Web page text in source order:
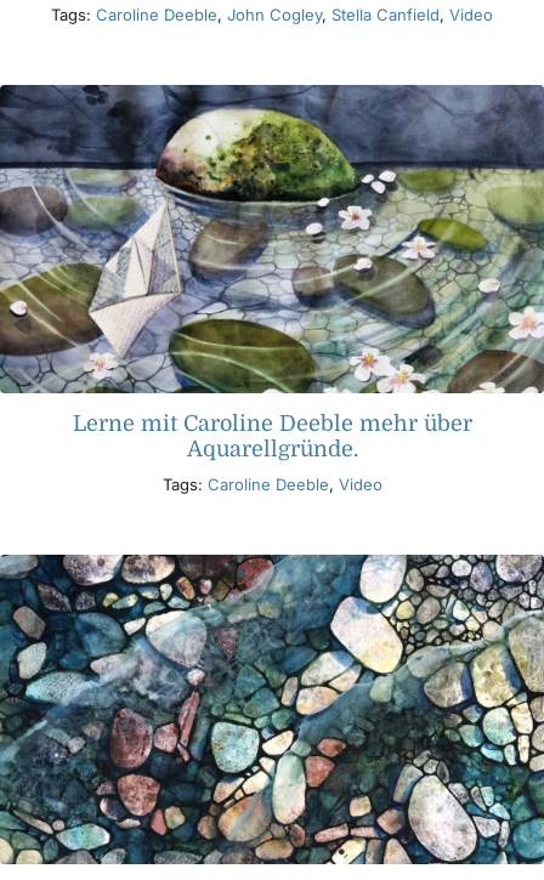
Tags: Caroline Deeble, John Cogley, Stella Canfield, Video
Lerne mit Caroline Deeble mehr über
Aquarellgründe.
Tags: Caroline Deeble, Video